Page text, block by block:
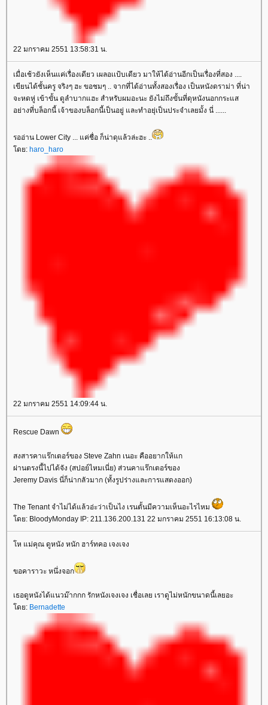
22 มกราคม 2551 13:58:31 น.
เมื่อเช้วยังเห็นแค่เรื่องเดียว เผลอเเป้บเดียว มาให้ได้อ่านอีกเป็นเรื่องที่สอง ....
เขียนได้ชั้นครู จริงๆ ฮะ ขอชมๆ .. จากที่ได้อ่านทั้งสองเรื่อง เป็นหนังดราม่า ที่น่า
จะหดหู่ เข้าขั้น ดูลำบากแฮะ สำหรับผมอะนะ ยังไม่ถึงขั้นที่ดุหนังนอกกระแส
อย่างที่บล็อกนี้ เจ้าของบล็อกนี้เป็นอยู่ และทำอยุ่เป็นประจำเลยมั้ง นี่ ......
รออ่าน Lower City ... แค่ชื่อ ก็น่าดุแล้วล่ะฮะ ..
ดย: haro_haro
22 มกราคม 2551 14:09:44 น.
Rescue Dawn
สงสารคาแร๊กเตอร์ของ Steve Zahn เนอะ คืออยากให้แก
ผ่านตรงนี้ไปได้จัง (สปอย์ไหมเนี่ย) ส่วนคาแร๊กเตอร์ของ
Jeremy Davis นี่ก็น่ากลัวมาก (ทั้งรูปร่างและการแสดงออก)
The Tenant จำไม่ได้แล้วอ่ะว่าเป็นไง เรนตั้นมีความเห็นอะไรไหม
ดย: BloodyMonday IP: 211.136.200.131 22 มกราคม 2551 16:13:08 น.
ห แม่คุณ ดูหนัง หนัก ฮาร์ทคอ เจงเจง
ขอคาราวะ หนึ่งจอก
เธอดูหนังได้แนวม๊ากกก รักหนังเจงเจง เชื่อเลย เราดูไม่หนักขนาดนี้เลยอะ
ดย: Bernadette